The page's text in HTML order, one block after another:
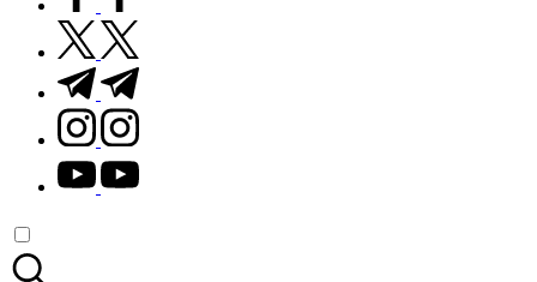
2025
ทะเล
สวย
twitter.com
t.me
instagram.com
youtube.com